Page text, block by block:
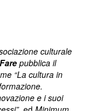
culturale
pubblica il
“La cultura in
e i suoi